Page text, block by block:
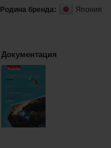
Родина бренда: Япония
Документация